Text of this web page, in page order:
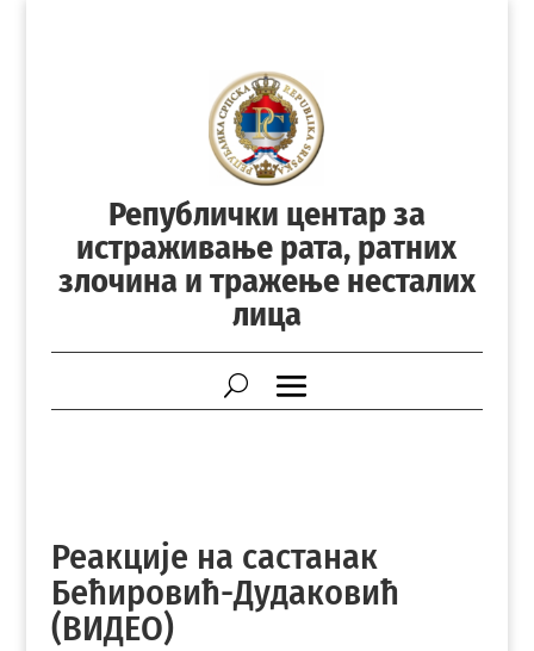
Републички центар за
истраживање рата, ратних
злочина и тражење несталих
лица
Реакције на састанак
Бећировић-Дудаковић
(ВИДЕО)